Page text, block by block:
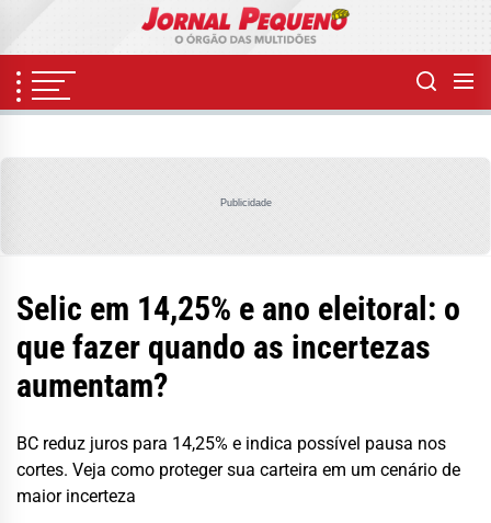
content
Publicidade
Selic em 14,25% e ano eleitoral: o
que fazer quando as incertezas
aumentam?
BC reduz juros para 14,25% e indica possível pausa nos
cortes. Veja como proteger sua carteira em um cenário de
maior incerteza